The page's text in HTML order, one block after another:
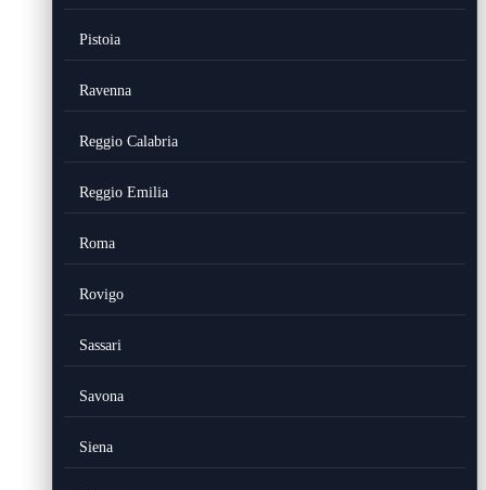
Pistoia
Ravenna
Reggio Calabria
Reggio Emilia
Roma
Rovigo
Sassari
Savona
Siena